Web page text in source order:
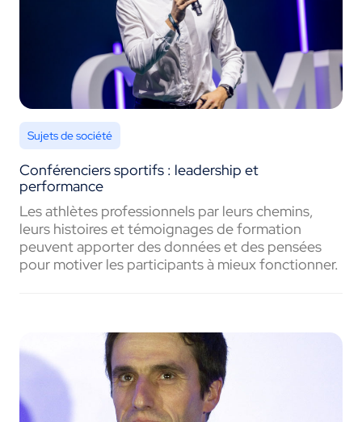
Sujets de société
Conférenciers sportifs : leadership et
performance
Les athlètes professionnels par leurs chemins,
leurs histoires et témoignages de formation
peuvent apporter des données et des pensées
pour motiver les participants à mieux fonctionner.